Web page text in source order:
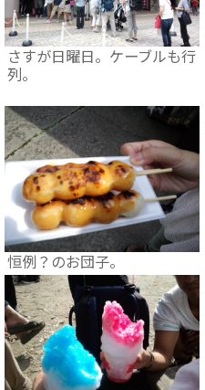
さすが日曜日。ケーブルも行
列。
恒例？のお団子。